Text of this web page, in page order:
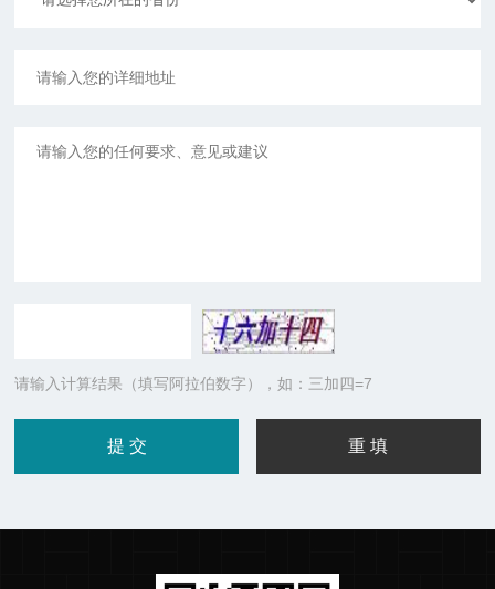
请输入计算结果（填写阿拉伯数字），如：三加四=7